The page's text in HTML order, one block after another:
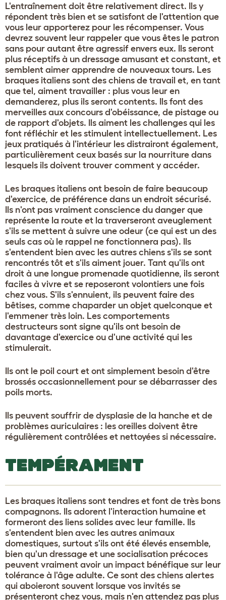
L'entraînement doit être relativement direct. Ils y
répondent très bien et se satisfont de l'attention que
vous leur apporterez pour les récompenser. Vous
devrez souvent leur rappeler que vous êtes le patron
sans pour autant être agressif envers eux. Ils seront
plus réceptifs à un dressage amusant et constant, et
semblent aimer apprendre de nouveaux tours. Les
braques italiens sont des chiens de travail et, en tant
que tel, aiment travailler : plus vous leur en
demanderez, plus ils seront contents. Ils font des
merveilles aux concours d'obéissance, de pistage ou
de rapport d'objets. Ils aiment les challenges qui les
font réfléchir et les stimulent intellectuellement. Les
jeux pratiqués à l'intérieur les distrairont également,
particulièrement ceux basés sur la nourriture dans
lesquels ils doivent trouver comment y accéder.
Les braques italiens ont besoin de faire beaucoup
d'exercice, de préférence dans un endroit sécurisé.
Ils n'ont pas vraiment conscience du danger que
représente la route et la traverseront aveuglement
s'ils se mettent à suivre une odeur (ce qui est un des
seuls cas où le rappel ne fonctionnera pas). Ils
s'entendent bien avec les autres chiens s'ils se sont
rencontrés tôt et s'ils aiment jouer. Tant qu'ils ont
droit à une longue promenade quotidienne, ils seront
faciles à vivre et se reposeront volontiers une fois
chez vous. S'ils s'ennuient, ils peuvent faire des
bêtises, comme chaparder un objet quelconque et
l'emmener très loin. Les comportements
destructeurs sont signe qu'ils ont besoin de
davantage d'exercice ou d'une activité qui les
stimulerait.
Ils ont le poil court et ont simplement besoin d'être
brossés occasionnellement pour se débarrasser des
poils morts.
Ils peuvent souffrir de dysplasie de la hanche et de
problèmes auriculaires : les oreilles doivent être
régulièrement contrôlées et nettoyées si nécessaire.
TEMPÉRAMENT
Les braques italiens sont tendres et font de très bons
compagnons. Ils adorent l'interaction humaine et
formeront des liens solides avec leur famille. Ils
s'entendent bien avec les autres animaux
domestiques, surtout s'ils ont été élevés ensemble,
bien qu'un dressage et une socialisation précoces
peuvent vraiment avoir un impact bénéfique sur leur
tolérance à l'âge adulte. Ce sont des chiens alertes
qui aboieront souvent lorsque vos invités se
présenteront chez vous, mais n'en attendez pas plus